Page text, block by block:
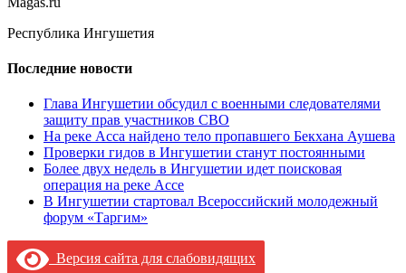
Республика Ингушетия
Последние новости
Глава Ингушетии обсудил с военными следователями
защиту прав участников СВО
На реке Асса найдено тело пропавшего Бекхана Аушева
Проверки гидов в Ингушетии станут постоянными
Более двух недель в Ингушетии идет поисковая
операция на реке Ассе
В Ингушетии стартовал Всероссийский молодежный
форум «Таргим»
Версия сайта для слабовидящих